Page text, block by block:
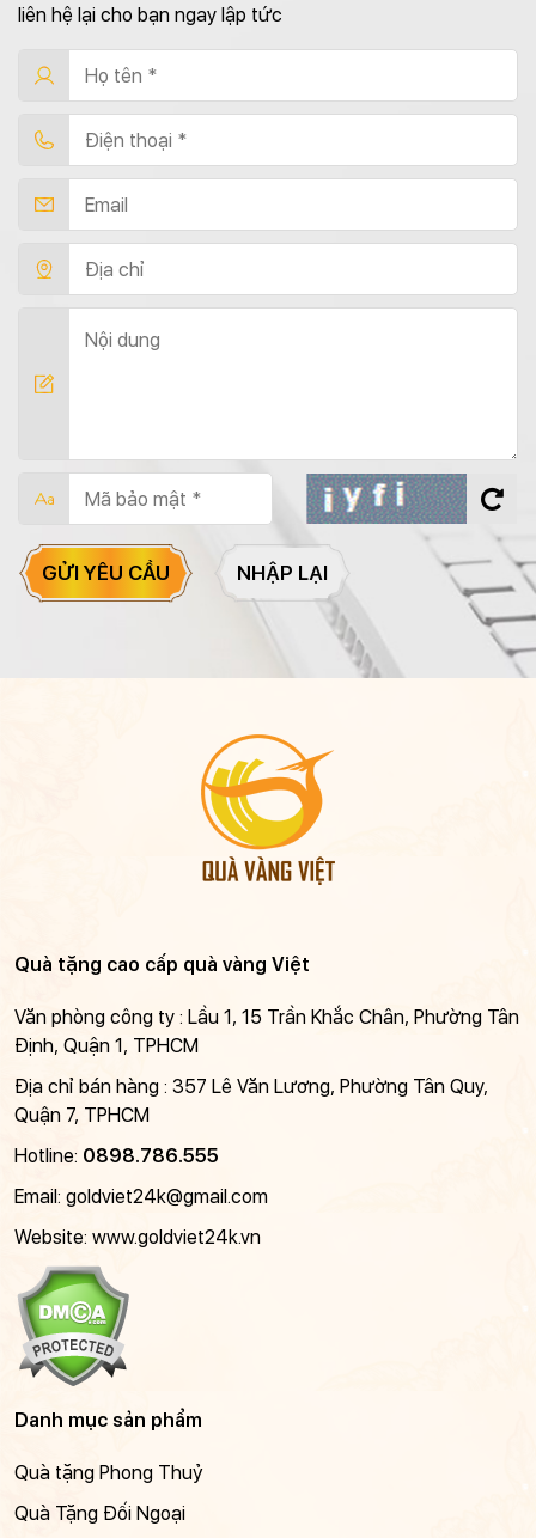
liên hệ lại cho bạn ngay lập tức
GỬI YÊU CẦU NHẬP LẠI
Quà tặng cao cấp quà vàng Việt
Văn phòng công ty : Lầu 1, 15 Trần Khắc Chân, Phường Tân
Định, Quận 1, TPHCM
Địa chỉ bán hàng : 357 Lê Văn Lương, Phường Tân Quy,
Quận 7, TPHCM
Hotline: 0898.786.555
Email: goldviet24k@gmail.com
Website: www.goldviet24k.vn
Danh mục sản phẩm
Quà tặng Phong Thuỷ
Quà Tặng Đối Ngoại